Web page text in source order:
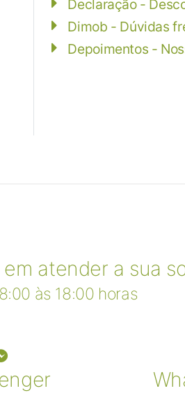
Declaração -
Dimob - Dúvidas
Depoimentos -
atender a sua
às 18:00 horas